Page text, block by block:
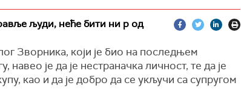
људи, неће бити ни р од
Зворника, који је био на последњем
навео је да је нестраначка личност, те да је
као и да је добро да се укључи са супругом